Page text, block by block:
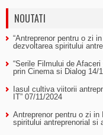
NOUTATI
“Antreprenor pentru o zi
dezvoltarea spiritului
“Serile Filmului de
prin Cinema si Dialog 14/
Iasul cultiva viitorii
IT” 07/11/2024
Antreprenor pentru o zi
spiritului antreprenorial si